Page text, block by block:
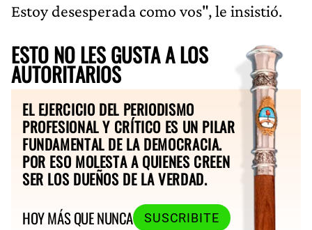
Estoy desesperada como vos", le insistió.
ESTO NO LES GUSTA A LOS
AUTORITARIOS
EL EJERCICIO DEL PERIODISMO
PROFESIONAL Y CRÍTICO ES UN PILAR
FUNDAMENTAL DE LA DEMOCRACIA.
POR ESO MOLESTA A QUIENES CREEN
SER LOS DUEÑOS DE LA VERDAD.
HOY MÁS QUE NUNCA
SUSCRIBITE